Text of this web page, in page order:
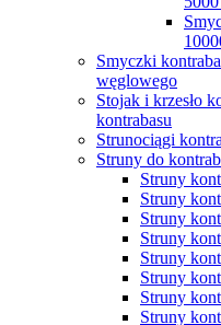
Smyczki
węglowego
Stojak i krzesło
kontrabasu
Strunociągi
Struny do
Struny
Struny
Struny
Struny
Struny
Struny
Struny
Struny